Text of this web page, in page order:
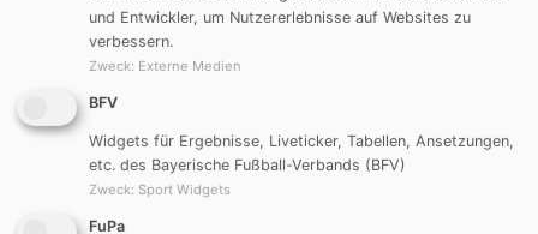
Höhe von 1.000 Euro.
Jugend- und Erwachsenenarbeit in der Umgebung
Göggelsbuch und Lampersdorf. Die 1.000 Euro möchte
der Verein für die geplante Renovierung des
Sportheims einsetzen.
und Entwickler, um Nutzererlebnisse auf Websites zu
verbessern.
Zweck: Externe Medien
BFV
Widgets für Ergebnisse, Liveticker, Tabellen, Ansetzungen,
etc. des Bayerische Fußball-Verbands (BFV)
Zweck: Sport Widgets
FuPa